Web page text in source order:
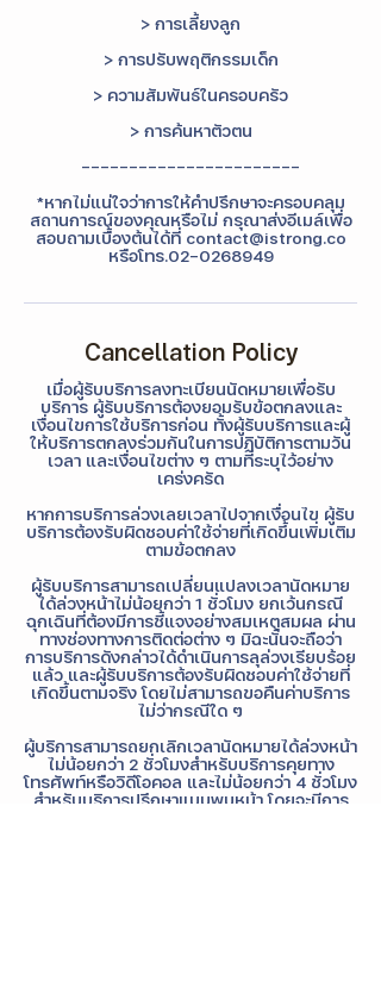
> การเลี้ยงลูก
> การปรับพฤติกรรมเด็ก
> ความสัมพันธ์ในครอบครัว
> การค้นหาตัวตน
-----------------------
*หากไม่แน่ใจว่าการให้คำปรึกษาจะครอบคลุม
สถานการณ์ของคุณหรือไม่ กรุณาส่งอีเมล์เพื่อ
สอบถามเบื้องต้นได้ที่ contact@istrong.co
หรือโทร.02-0268949
Cancellation Policy
เมื่อผู้รับบริการลงทะเบียนนัดหมายเพื่อรับ
บริการ ผู้รับบริการต้องยอมรับข้อตกลงและ
เงื่อนไขการใช้บริการก่อน ทั้งผู้รับบริการและผู้
ให้บริการตกลงร่วมกันในการปฏิบัติการตามวัน
เวลา และเงื่อนไขต่าง ๆ ตามที่ระบุไว้อย่าง
เคร่งครัด
หากการบริการล่วงเลยเวลาไปจากเงื่อนไข ผู้รับ
บริการต้องรับผิดชอบค่าใช้จ่ายที่เกิดขึ้นเพิ่มเติม
ตามข้อตกลง
ผู้รับบริการสามารถเปลี่ยนแปลงเวลานัดหมาย
ได้ล่วงหน้าไม่น้อยกว่า 1 ชั่วโมง ยกเว้นกรณี
ฉุกเฉินที่ต้องมีการชี้แจงอย่างสมเหตุสมผล ผ่าน
ทางช่องทางการติดต่อต่าง ๆ มิฉะนั้นจะถือว่า
การบริการดังกล่าวได้ดำเนินการลุล่วงเรียบร้อย
แล้ว และผู้รับบริการต้องรับผิดชอบค่าใช้จ่ายที่
เกิดขึ้นตามจริง โดยไม่สามารถขอคืนค่าบริการ
ไม่ว่ากรณีใด ๆ
ผู้บริการสามารถยกเลิกเวลานัดหมายได้ล่วงหน้า
ไม่น้อยกว่า 2 ชั่วโมงสำหรับบริการคุยทาง
โทรศัพท์หรือวิดีโอคอล และไม่น้อยกว่า 4 ชั่วโมง
สำหรับบริการปรึกษาแบบพบหน้า โดยจะมีการ